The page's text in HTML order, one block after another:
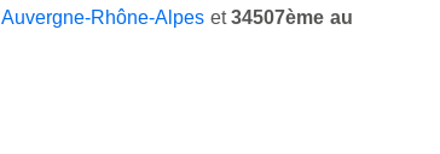
Auvergne-Rhône-Alpes et34507ème au